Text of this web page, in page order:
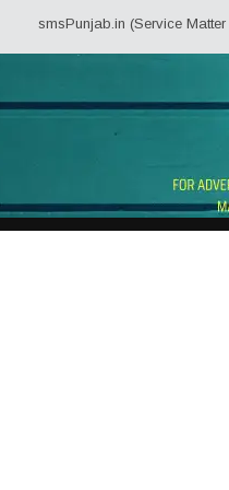
smsPunjab.in (Service Matter